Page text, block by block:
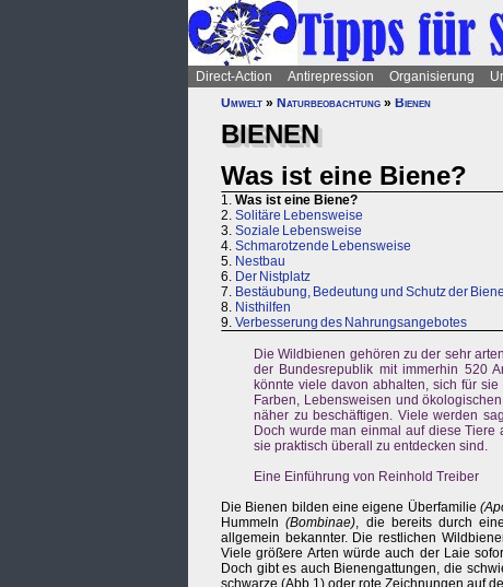
Direct-Action Antirepression Organisierung
Umwelt » Naturbeobachtung » Bienen
BIENEN
Was ist eine Biene?
1. Was ist eine Biene?
2. Solitäre Lebensweise
3. Soziale Lebensweise
4. Schmarotzende Lebensweise
5. Nestbau
6. Der Nistplatz
7. Bestäubung, Bedeutung und Schutz der
8. Nisthilfen
9. Verbesserung des Nahrungsangebotes
Die Wildbienen gehören zu der sehr
der Bundesrepublik mit immerhin 520
könnte viele davon abhalten, sich für
Farben, Lebensweisen und
näher zu beschäftigen. Viele werden
Doch wurde man einmal auf diese
sie praktisch überall zu entdecken sind.
Eine Einführung von Reinhold Treiber
Die Bienen bilden eine eigene Überfamilie
Hummeln(Bombinae), die bereits durch
allgemein bekannter. Die restlichen
Viele größere Arten würde auch der Laie
Doch gibt es auch Bienengattungen, die